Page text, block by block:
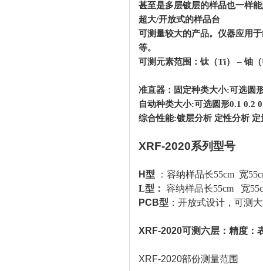
甚至是多层镀层的样品也一样
超大/开放式的样品台
可测量较大的产品。仪器应用
等。
可测元素范围：钛（Ti） – 铀（
准直器：固定种类大小:可选圆
自动种类大小:可选圆形0.1 0.2
综合性能:镀层分析 定性分析
XRF-2020系列型号
H型 ：容纳样品长55cm 宽
L型： 容纳样品长55cm 宽
PCB型 ：开放式设计，可测
XRF-2020可测六层：精度：
XRF-2020部份测量范围